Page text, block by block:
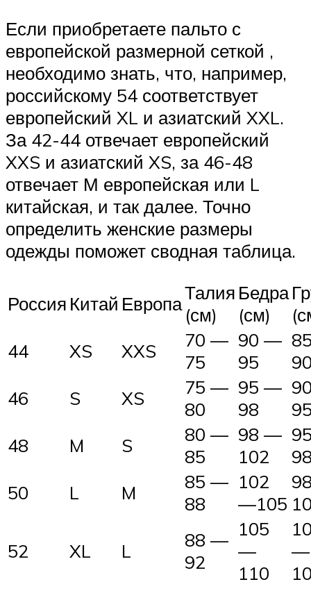
Если приобретаете пальто с
европейской размерной сеткой ,
необходимо знать, что, например,
российскому 54 соответствует
европейский XL и азиатский XXL.
За 42-44 отвечает европейский
XXS и азиатский XS, за 46-48
отвечает М европейская или L
китайская, и так далее. Точно
определить женские размеры
одежды поможет сводная таблица.
Россия Китай ЕвропаТалия
(см)
Бедра
(см)
44
XS XXS
70 —
75
90 —
95
46
S XS
75 —
80
95 —
98
48
M S
80 —
85
98 —
102
50
L M
85 —
88
102
—105
52 XL L
88 —
92
105
—
110
—